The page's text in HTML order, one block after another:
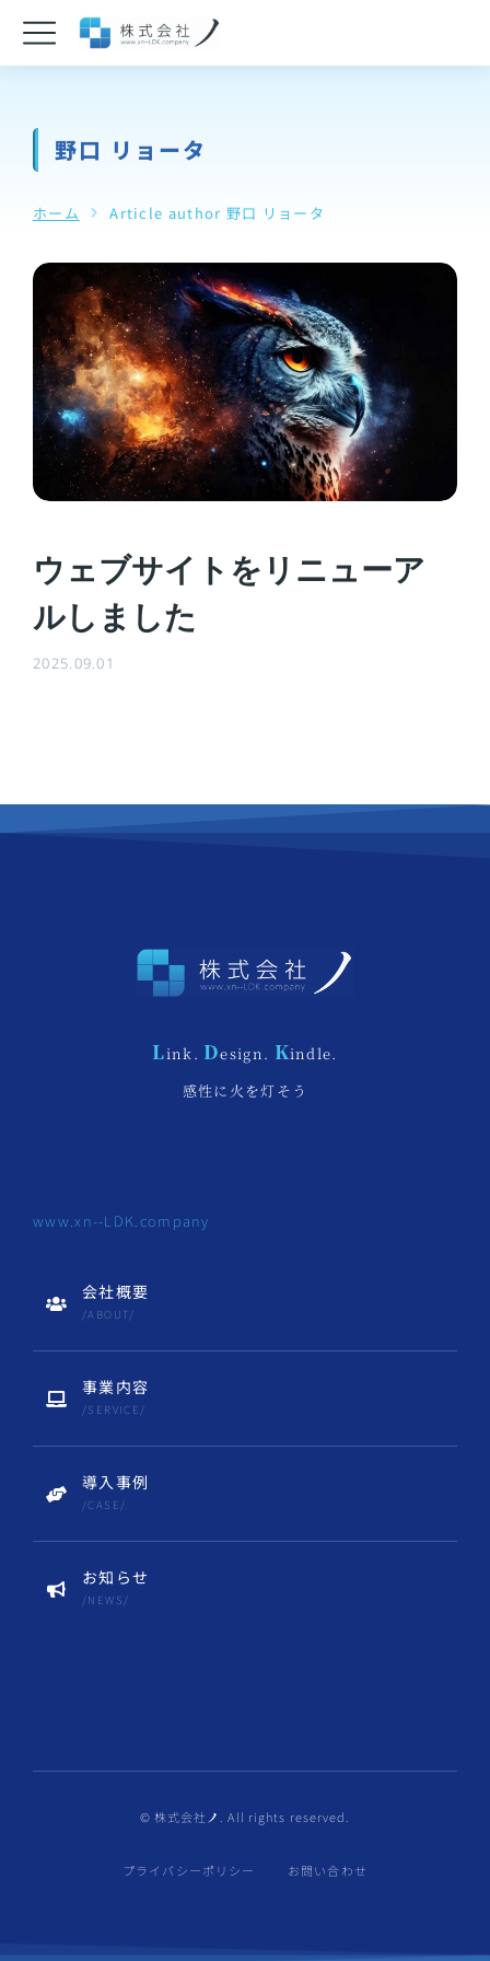
野口 リョータ
You are here:
ホーム Article author 野口 リョータ
ウェブサイトをリニューア
ルしました
2025.09.01
Link.Design. Kindle.
感性に火を灯そう
www.xn--LDK.company
会社概要
/ABOUT/
事業内容
/SERVICE/
導入事例
/CASE/
お知らせ
/NEWS/
© 株式会社ノ . All rights reserved.
プライバシーポリシー お問い合わせ